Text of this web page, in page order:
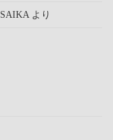
SAIKAより